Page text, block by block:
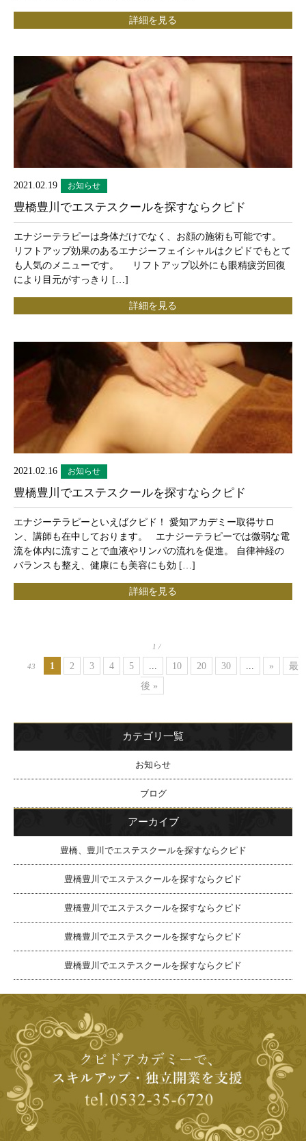
詳細を見る
2021.02.19 お知らせ
豊橋豊川でエステスクールを探すならクピド
エナジーテラピーは身体だけでなく、お顔の施術も可能です。
リフトアップ効果のあるエナジーフェイシャルはクピドでもとて
も人気のメニューです。 リフトアップ以外にも眼精疲労回復
により目元がすっきり […]
詳細を見る
2021.02.16 お知らせ
豊橋豊川でエステスクールを探すならクピド
エナジーテラピーといえばクピド！ 愛知アカデミー取得サロ
ン、講師も在中しております。 エナジーテラピーでは微弱な電
流を体内に流すことで血液やリンパの流れを促進。 自律神経の
バランスも整え、健康にも美容にも効 […]
詳細を見る
1 /
43 1 2 3 4 5 10 20 30 »
最
後 »
カテゴリ一覧
お知らせ
ブログ
アーカイブ
豊橋、豊川でエステスクールを探すならクピド
豊橋豊川でエステスクールを探すならクピド
豊橋豊川でエステスクールを探すならクピド
豊橋豊川でエステスクールを探すならクピド
豊橋豊川でエステスクールを探すならクピド